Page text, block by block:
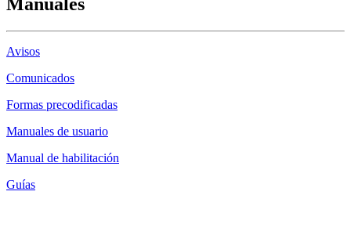
Avisos
Comunicados
Formas precodificadas
Manuales de usuario
Manual de habilitación
Guías